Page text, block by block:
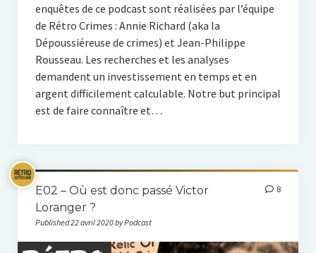
enquêtes de ce podcast sont réalisées par l’équipe
de Rétro Crimes : Annie Richard (aka la
Dépoussiéreuse de crimes) et Jean-Philippe
Rousseau. Les recherches et les analyses
demandent un investissement en temps et en
argent difficilement calculable. Notre but principal
est de faire connaître et…
E02 – Où est donc passé Victor
Loranger ?
Published 22 avril 2020 by Podcast
8